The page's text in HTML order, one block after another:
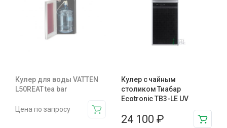
Кулер для воды VATTEN
L50REAT tea bar
Цена по запросу
Кулер с чайным
столиком Тиабар
Ecotronic TB3-LE UV
24 100 ₽